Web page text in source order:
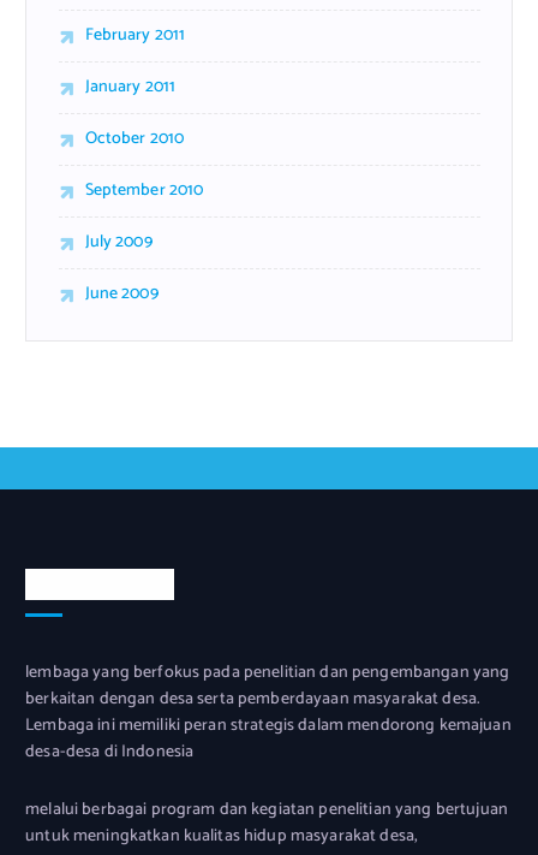
February 2011
January 2011
October 2010
September 2010
July 2009
June 2009
lembaga yang berfokus pada penelitian dan pengembangan yang
berkaitan dengan desa serta pemberdayaan masyarakat desa.
Lembaga ini memiliki peran strategis dalam mendorong kemajuan
desa-desa di Indonesia
melalui berbagai program dan kegiatan penelitian yang bertujuan
untuk meningkatkan kualitas hidup masyarakat desa,